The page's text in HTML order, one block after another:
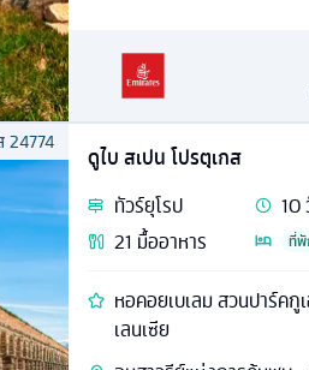
24774
ดูไบ สเปน โปรตุเกส
ทัวร์ยุโรป 10
21 มื้ออาหาร ที่พั
หอคอยเบเลม สวนปาร์คกู
เลนเซีย